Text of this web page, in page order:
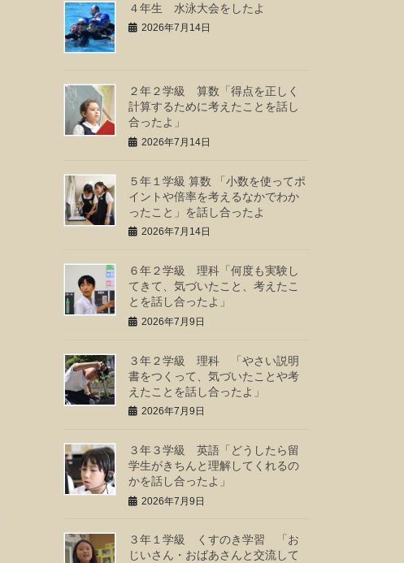
４年生 水泳大会をしたよ
2026年7月14日
２年２学級 算数「得点を正しく
計算するために考えたことを話し
合ったよ」
2026年7月14日
５年１学級 算数 「小数を使ってポ
イントや倍率を考えるなかでわか
ったこと」を話し合ったよ
2026年7月14日
６年２学級 理科「何度も実験し
てきて、気づいたこと、考えたこ
とを話し合ったよ」
2026年7月9日
３年２学級 理科 「やさい説明
書をつくって、気づいたことや考
えたことを話し合ったよ」
2026年7月9日
３年３学級 英語「どうしたら留
学生がきちんと理解してくれるの
かを話し合ったよ」
2026年7月9日
３年１学級 くすのき学習 「お
じいさん・おばあさんと交流して